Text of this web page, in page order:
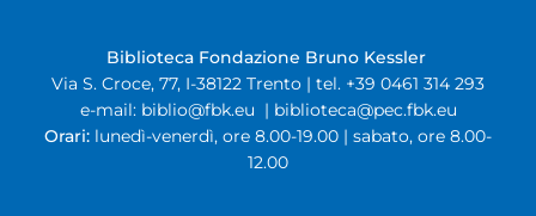
Biblioteca Fondazione Bruno Kessler
Via S. Croce, 77, I-38122 Trento | tel. +39 0461 314 293
e-mail: biblio@fbk.eu | biblioteca@pec.fbk.eu
Orari: lunedì-venerdì, ore 8.00-19.00 | sabato, ore 8.00-
12.00